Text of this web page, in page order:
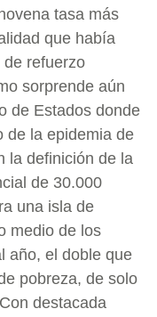
tasa más
que había
refuerzo
sorprende aún
de Estados donde
de la epidemia de
la definición de la
de 30.000
una isla de
medio de los
año, el doble que
pobreza, de solo
destacada